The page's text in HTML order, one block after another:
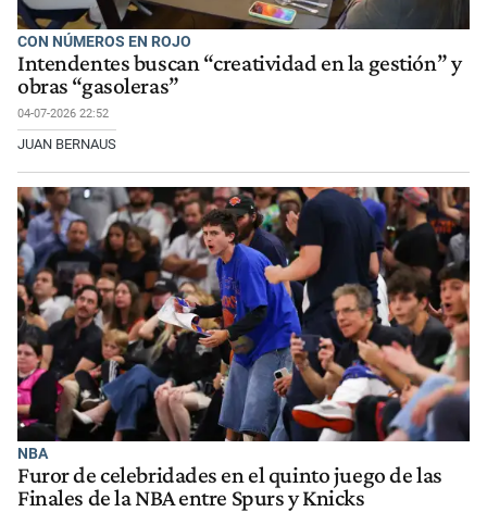
CON NÚMEROS EN ROJO
Intendentes buscan “creatividad en la gestión” y
obras “gasoleras”
04-07-2026 22:52
JUAN BERNAUS
NBA
Furor de celebridades en el quinto juego de las
Finales de la NBA entre Spurs y Knicks